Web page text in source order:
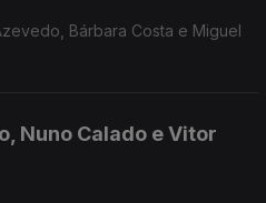
Bárbara Costa e Miguel
Nuno Calado e Vitor